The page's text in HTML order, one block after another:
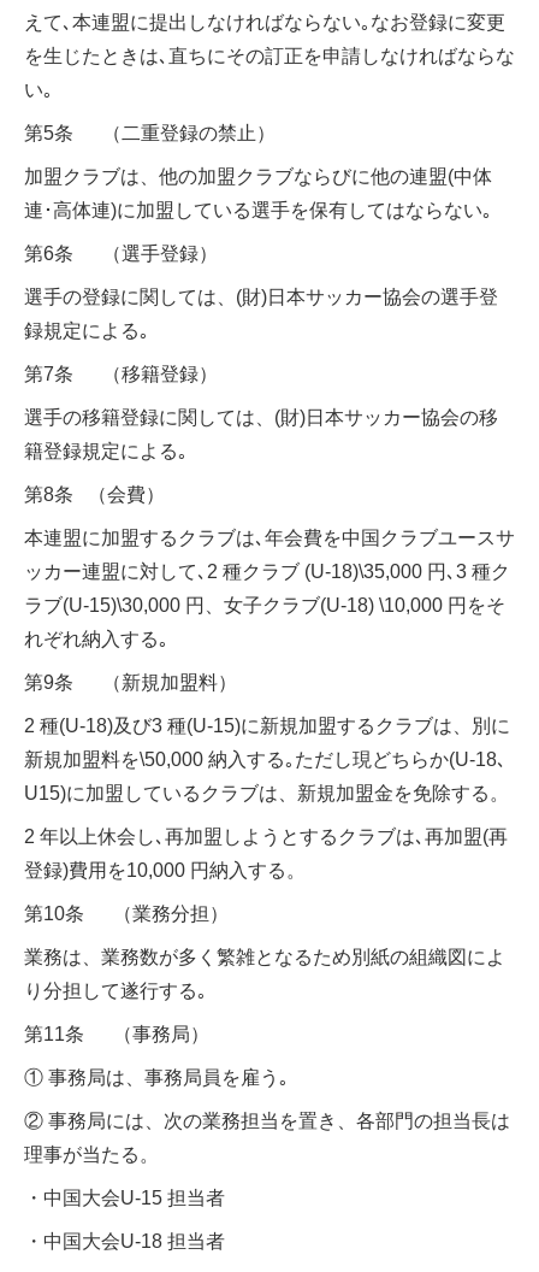
えて､本連盟に提出しなければならない｡なお登録に変更
を生じたときは､直ちにその訂正を申請しなければならな
い｡
第5条 （二重登録の禁止）
加盟クラブは、他の加盟クラブならびに他の連盟(中体
連･高体連)に加盟している選手を保有してはならない｡
第6条 （選手登録）
選手の登録に関しては、(財)日本サッカー協会の選手登
録規定による｡
第7条 （移籍登録）
選手の移籍登録に関しては、(財)日本サッカー協会の移
籍登録規定による｡
第8条 （会費）
本連盟に加盟するクラブは､年会費を中国クラブユースサ
ッカー連盟に対して､2 種クラブ (U-18)\35,000 円､3 種ク
ラブ(U-15)\30,000 円、女子クラブ(U-18) \10,000 円をそ
れぞれ納入する｡
第9条 （新規加盟料）
2 種(U-18)及び3 種(U-15)に新規加盟するクラブは、別に
新規加盟料を\50,000 納入する｡ただし現どちらか(U-18､
U15)に加盟しているクラブは、新規加盟金を免除する。
2 年以上休会し､再加盟しようとするクラブは､再加盟(再
登録)費用を10,000 円納入する。
第10条 （業務分担）
業務は、業務数が多く繁雑となるため別紙の組織図によ
り分担して遂行する｡
第11条 （事務局）
① 事務局は、事務局員を雇う｡
② 事務局には、次の業務担当を置き、各部門の担当長は
理事が当たる。
・中国大会U-15 担当者
・中国大会U-18 担当者